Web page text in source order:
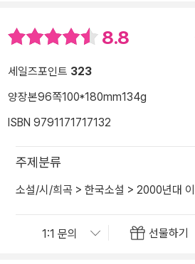
8.8
세일즈포인트 323
양장본96쪽100*180mm134g
ISBN 9791171717132
주제분류
소설/시/희곡 > 한국소설 > 2000년대
선물하기